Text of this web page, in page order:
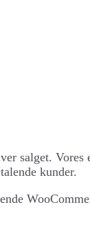
salget.
kunder.